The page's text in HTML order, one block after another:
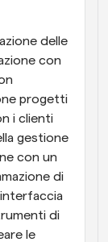
delle
con
progetti
i clienti
gestione
con un
di
di
le